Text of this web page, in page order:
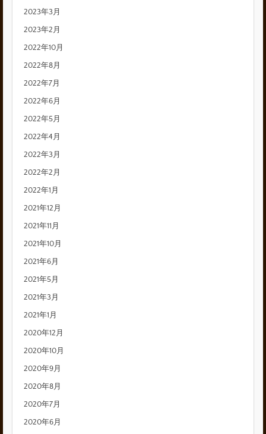
2023年3月
2023年2月
2022年10月
2022年8月
2022年7月
2022年6月
2022年5月
2022年4月
2022年3月
2022年2月
2022年1月
2021年12月
2021年11月
2021年10月
2021年6月
2021年5月
2021年3月
2021年1月
2020年12月
2020年10月
2020年9月
2020年8月
2020年7月
2020年6月